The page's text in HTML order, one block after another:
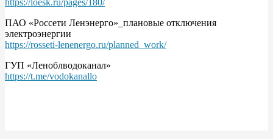
ПАО «Россети Ленэнерго»_плановые отключения
электроэнергии
https://rosseti-lenenergo.ru/planned_work/
ГУП «Леноблводоканал»
https://t.me/vodokanallo